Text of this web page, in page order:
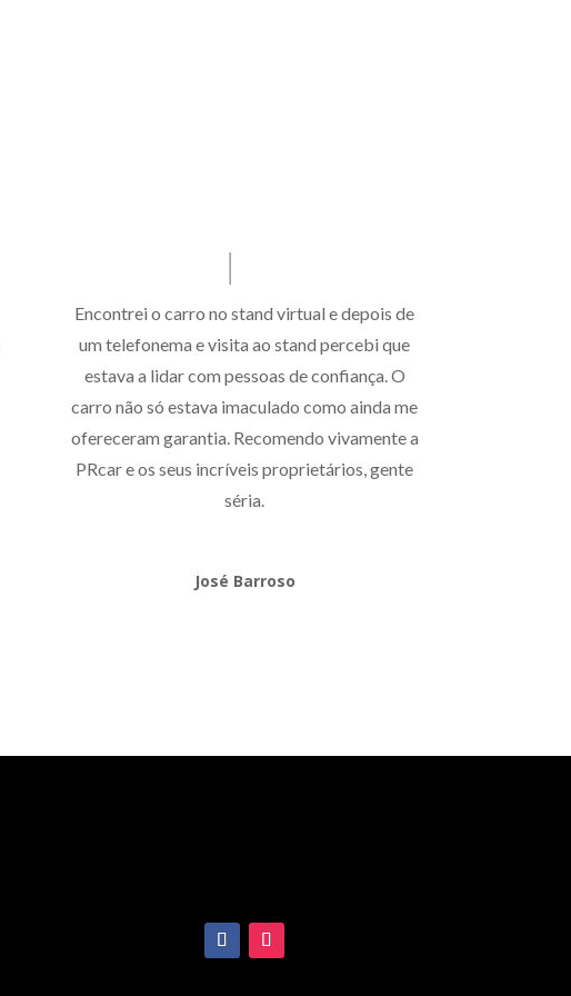
Encontrei o carro no stand virtual e depois de
um telefonema e visita ao stand percebi que
estava a lidar com pessoas de confiança. O
carro não só estava imaculado como ainda me
ofereceram garantia. Recomendo vivamente a
PRcar e os seus incríveis proprietários, gente
séria.
José Barroso